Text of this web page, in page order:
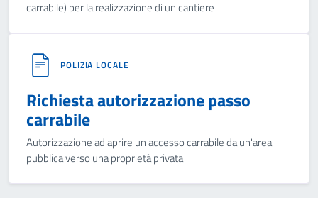
carrabile) per la realizzazione di un cantiere
POLIZIA LOCALE
Richiesta autorizzazione passo
carrabile
Autorizzazione ad aprire un accesso carrabile da un'area
pubblica verso una proprietà privata